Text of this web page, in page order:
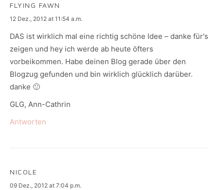
FLYING FAWN
says:
12 Dez., 2012 at 11:54 a.m.
DAS ist wirklich mal eine richtig schöne Idee – danke für's
zeigen und hey ich werde ab heute öfters
vorbeikommen. Habe deinen Blog gerade über den
Blogzug gefunden und bin wirklich glücklich darüber.
danke 🙂
GLG, Ann-Cathrin
Antworten
NICOLE
says:
09 Dez., 2012 at 7:04 p.m.